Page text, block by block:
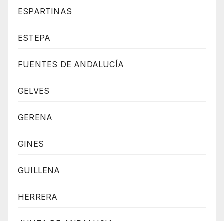
ESPARTINAS
ESTEPA
FUENTES DE ANDALUCÍA
GELVES
GERENA
GINES
GUILLENA
HERRERA